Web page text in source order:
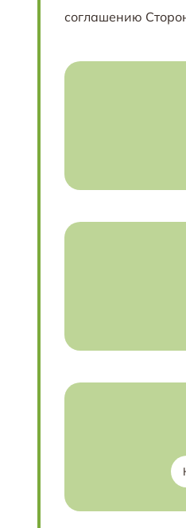
соглашению